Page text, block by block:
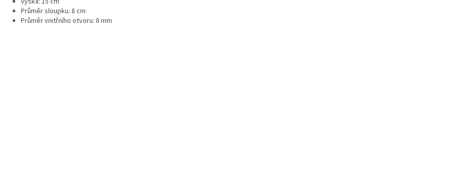
Průměr sloupku: 8 cm
Průměr vnitřního otvoru: 8 mm